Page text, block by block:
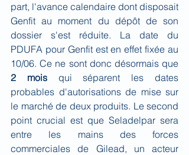
part, l'avance calendaire dont disposait
Genfit au moment du dépôt de son
dossier s'est réduite. La date du
PDUFA pour Genfit est en effet fixée au
2 mois qui séparent les dates
probables d'autorisations de mise sur
le marché de deux produits. Le second
point crucial est que Seladelpar sera
entre les mains des forces
commerciales de Gilead, un acteur